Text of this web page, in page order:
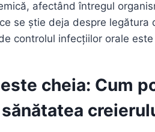
afectând întregul
se știe deja despre
controlul infecțiilor orale
cheia: Cum